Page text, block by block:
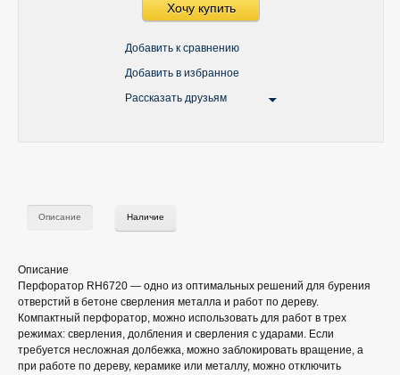
Хочу купить
Добавить к сравнению
Добавить в избранное
Рассказать друзьям
Описание Наличие
Описание
Перфоратор RH6720 — одно из оптимальных решений для бурения
отверстий в бетоне сверления металла и работ по дереву.
Компактный перфоратор, можно использовать для работ в трех
режимах: сверления, долбления и сверления с ударами. Если
требуется несложная долбежка, можно заблокировать вращение, а
при работе по дереву, керамике или металлу, можно отключить